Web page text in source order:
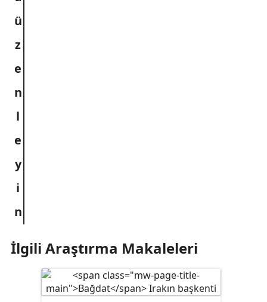
İlgili Araştırma Makaleleri